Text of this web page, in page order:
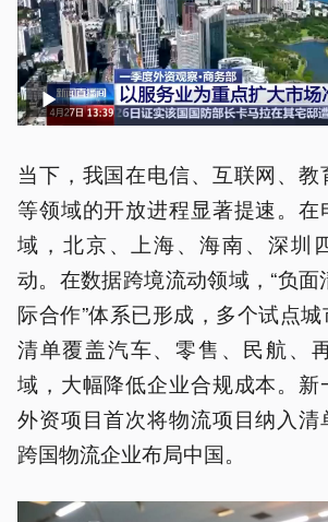
当下，我国在电信、互联网、教
等领域的开放进程显著提速。在
域，北京、上海、海南、深圳
动。在数据跨境流动领域，“负
际合作”体系已形成，多个试点
清单覆盖汽车、零售、民航、
域，大幅降低企业合规成本。新
外资项目首次将物流项目纳入清
跨国物流企业布局中国。